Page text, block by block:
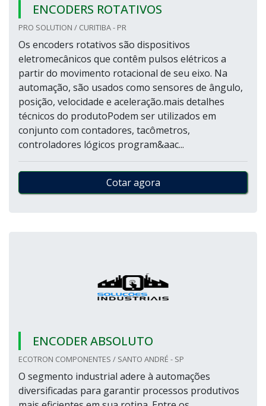
ENCODERS ROTATIVOS
PRO SOLUTION / CURITIBA - PR
Os encoders rotativos são dispositivos
eletromecânicos que contêm pulsos elétricos a
partir do movimento rotacional de seu eixo. Na
automação, são usados como sensores de ângulo,
posição, velocidade e aceleração.mais detalhes
técnicos do produtoPodem ser utilizados em
conjunto com contadores, tacômetros,
controladores lógicos program&aac...
Cotar agora
ENCODER ABSOLUTO
ECOTRON COMPONENTES / SANTO ANDRÉ - SP
O segmento industrial adere à automações
diversificadas para garantir processos produtivos